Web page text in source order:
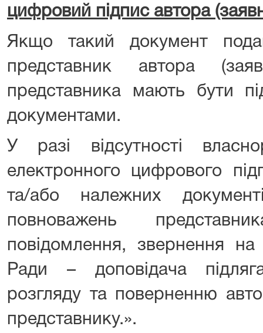
цифровий підпис автора
Якщо такий документ
представник автора
представника мають бути
документами.
У разі відсутності
електронного цифрового
та/або належних
повноважень
повідомлення, звернення на
Ради – доповідача
розгляду та поверненню
представнику.».